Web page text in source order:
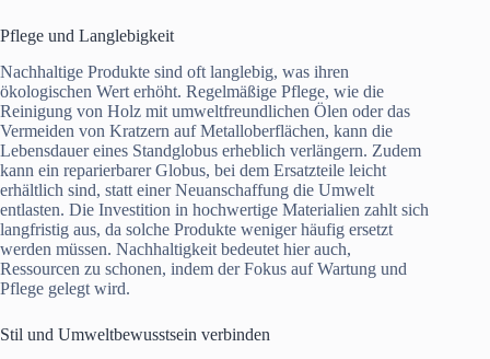
Pflege und Langlebigkeit
Nachhaltige Produkte sind oft langlebig, was ihren
ökologischen Wert erhöht. Regelmäßige Pflege, wie die
Reinigung von Holz mit umweltfreundlichen Ölen oder das
Vermeiden von Kratzern auf Metalloberflächen, kann die
Lebensdauer eines Standglobus erheblich verlängern. Zudem
kann ein reparierbarer Globus, bei dem Ersatzteile leicht
erhältlich sind, statt einer Neuanschaffung die Umwelt
entlasten. Die Investition in hochwertige Materialien zahlt sich
langfristig aus, da solche Produkte weniger häufig ersetzt
werden müssen. Nachhaltigkeit bedeutet hier auch,
Ressourcen zu schonen, indem der Fokus auf Wartung und
Pflege gelegt wird.
Stil und Umweltbewusstsein verbinden